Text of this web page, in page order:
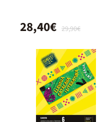
29,90€
28,40€